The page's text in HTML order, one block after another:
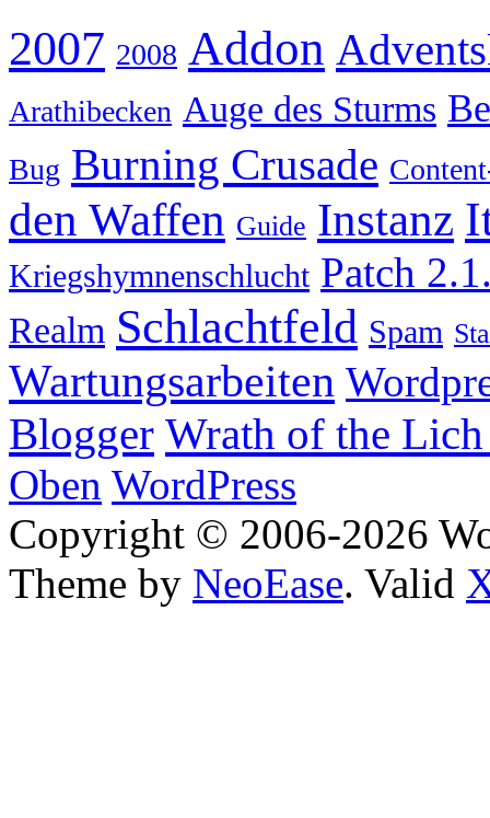
2007 2008 Addon
Arathibecken Auge des Sturms
Bug Burning Crusade
den Waffen Guide Instanz
Kriegshymnenschlucht Patch
Realm Schlachtfeld Spam
Wartungsarbeiten
Blogger Wrath of the
Oben WordPress
Copyright © 2006-2026
Theme by NeoEase. Valid